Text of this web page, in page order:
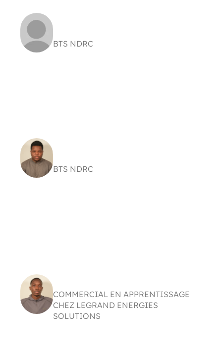
Syrine Lalance
BTS NDRC
Iman Tchitembo
BTS NDRC
COMMERCIAL EN APPRENTISSAGE
CHEZ LEGRAND ENERGIES
SOLUTIONS